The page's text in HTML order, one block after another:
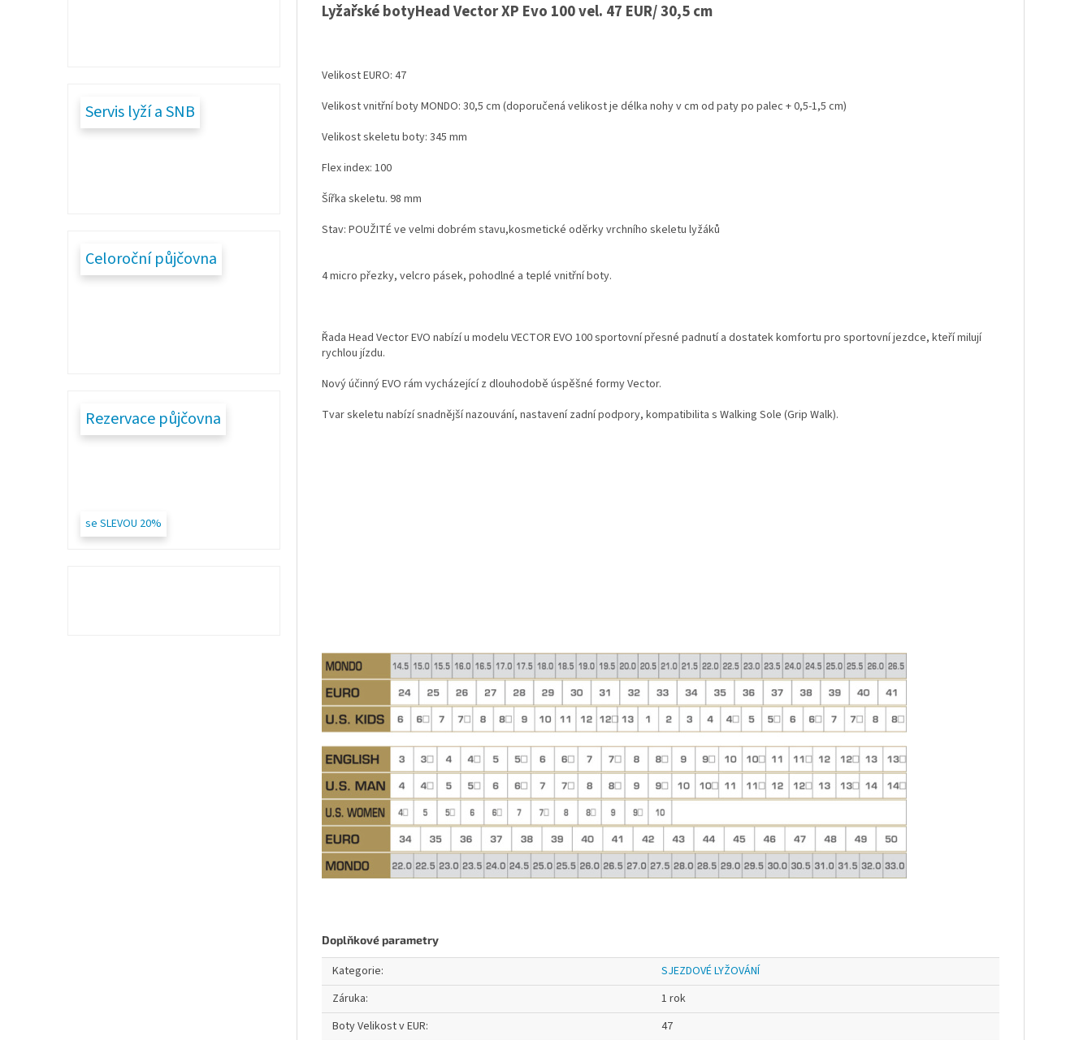
Servis lyží a SNB
Celoroční půjčovna
Rezervace půjčovna
se SLEVOU 20%
Lyžařské botyHead Vector XP Evo 100 vel. 47 EUR/ 30,5 cm
Velikost EURO: 47
Velikost vnitřní boty MONDO: 30,5 cm (doporučená velikost je délka nohy v cm od paty po palec + 0,5-1,5 cm)
Velikost skeletu boty: 345 mm
Flex index: 100
Šířka skeletu. 98 mm
Stav: POUŽITÉ ve velmi dobrém stavu,kosmetické oděrky vrchního skeletu lyžáků
4 micro přezky, velcro pásek, pohodlné a teplé vnitřní boty.
Řada Head Vector EVO nabízí u modelu VECTOR EVO 100 sportovní přesné padnutí a dostatek komfortu pro sportovní jezdce, kteří milují
rychlou jízdu.
Nový účinný EVO rám vycházející z dlouhodobě úspěšné formy Vector.
Tvar skeletu nabízí snadnější nazouvání, nastavení zadní podpory, kompatibilita s Walking Sole (Grip Walk).
Doplňkové parametry
Kategorie:
SJEZDOVÉ LYŽOVÁNÍ
Záruka:
1 rok
Boty Velikost v EUR:
47